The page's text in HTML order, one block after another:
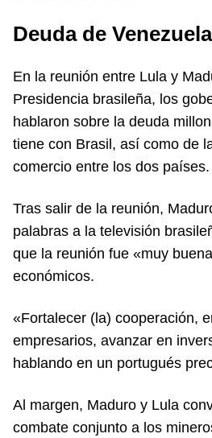
Deuda de
En la reunión entre Lula y
Presidencia brasileña, los
hablaron sobre la deuda
tiene con Brasil, así como de
comercio entre los dos países.
Tras salir de la reunión,
palabras a la televisión
que la reunión fue «muy
económicos.
«Fortalecer (la) cooperación,
empresarios, avanzar en
hablando en un portugués
Al margen, Maduro y Lula
combate conjunto a los